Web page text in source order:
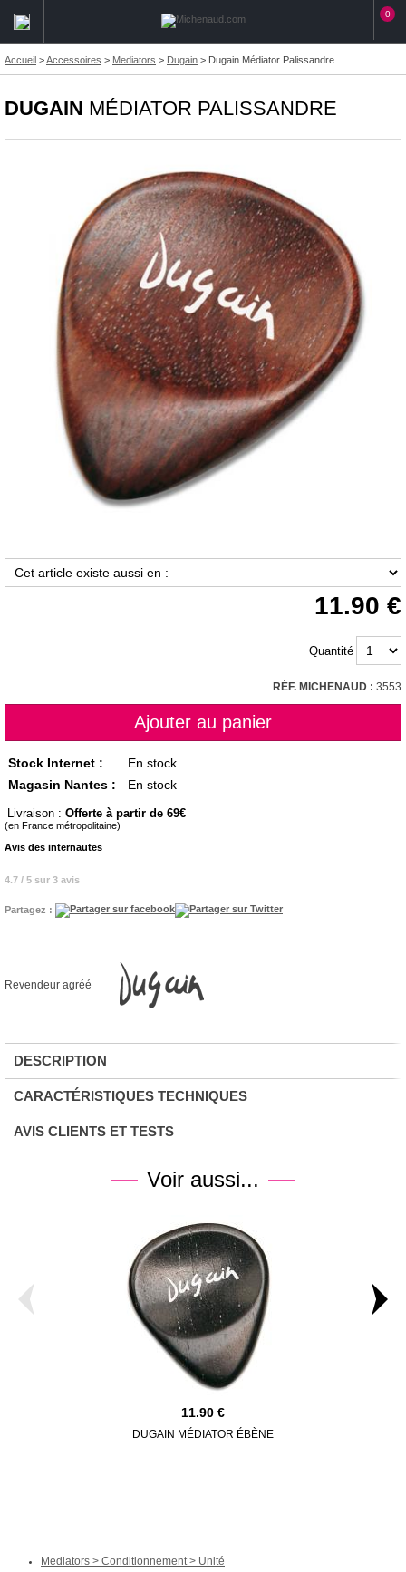
0
Accueil >Accessoires > Mediators > Dugain > Dugain Médiator Palissandre
DUGAIN MÉDIATOR PALISSANDRE
11.90
Quantité
RÉF. MICHENAUD : 3553
Stock Internet :
En stock
Magasin Nantes :
En stock
Livraison : Offerte à partir de 69
(en France métropolitaine)
Avis des internautes
4.7 / 5 sur 3 avis
Partagez :
Revendeur agréé
DESCRIPTION
CARACTÉRISTIQUES TECHNIQUES
AVIS CLIENTS ET TESTS
Voir aussi...
11.90
DUGAIN MÉDIATOR ÉBÈNE
Mediators > Conditionnement > Unité